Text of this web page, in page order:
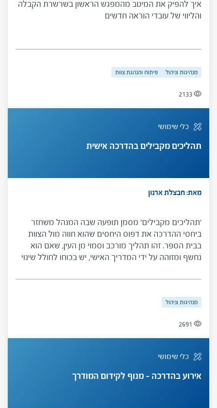
איך להפיק את המיטב מהמפגש הראשון בשרשרת הקבלה
והליווי של עובדי הוראה חדשים
מנהיגות וניהול פיתוח והנהגת צוות
2133
כלי שימושי
תהליכים מקבילים בהדרכה אישית
מאת: חבצלת ארנון
'תהליכים מקבילים' מסמן תופעה שבה המנהל משחזר
ביחסי ההדרכה את דפוס היחסים שהוא חווה מול הצוות
בבית הספר. זהו תהליך מורכב וסמוי מן העין, שאם הוא
נחשף ומזוהה על ידי המדריך האישי, יש בכוחו לחולל שינוי
מערכות היחסים והתפקוד של המדריך האישי והמנהל
מנהיגות וניהול
2691
כלי שימושי
אירוע בהדרכה – מנוף לקידום המודרך